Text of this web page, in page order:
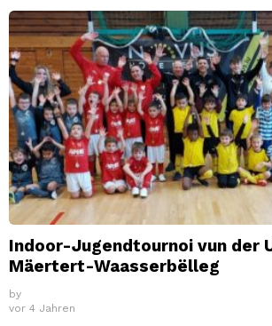
Indoor-Jugendtournoi vun der
Mäertert-Waasserbëlleg
by
vor 4 Jahren